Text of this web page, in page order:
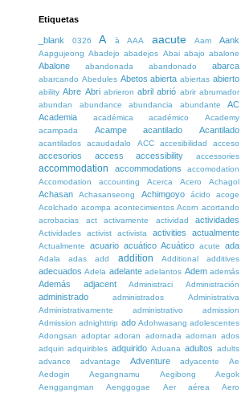
Etiquetas
_blank 0326 A à AAA aacute Aam Aank
Aapgujeong Abadejo abadejos Abai abajo abalone
Abalone abandonada abandonado abarca
abarcando Abedules Abetos abierta abiertas abierto
ability Abre Abri abrieron abril abrió abrir abrumador
abundan
abundance abundancia abundante
AC
Academia
académica académico
Academy
acampada
Acampe acantilado Acantilado
acantilados acaudadalo ACC accesibilidad acceso
accesorios access accessibility accessories
accommodation accommodations
accomodation
Accomodation
accounting Acerca Acero Achagol
Achasan Achasanseong Achimgoyo ácido
acoge
Acolchado acompa acontecimientos Acorn acortando
acrobacias
act activamente actividad actividades
Actividades activist activista activities actualmente
Actualmente acuario acuático Acuático acute ada
Adala adas add addition Additional additives
adecuados Adela adelante adelantos Adem además
Además adjacent Administraci Administración
administrado administrados
Administrativa
Administrativamente
administrativo
admission
Admission adnighttrip ado Adohwasang adolescentes
Adongsan adoptar adoran adornada adornan ados
adquiri adquiribles adquirido Aduana adultos adults
advance
advantage Adventure adyacente
Ae
Aedogin
Aegangnamu Aegibong
Aegok
Aenggangman
Aenggogae Aer aérea
Aero